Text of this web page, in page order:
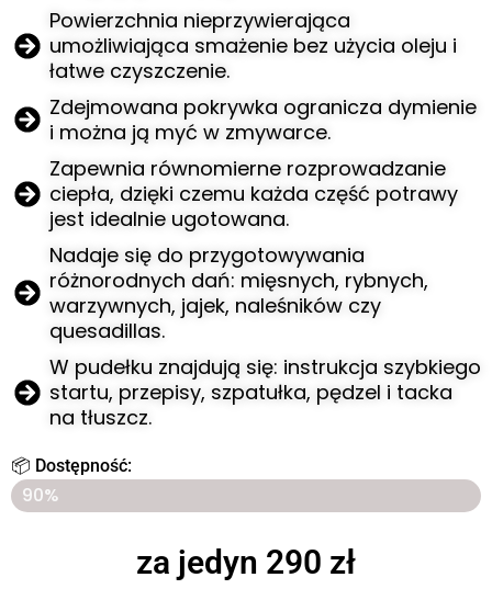
Powierzchnia nieprzywierająca
umożliwiająca smażenie bez użycia oleju i
łatwe czyszczenie.
Zdejmowana pokrywka ogranicza dymienie
i można ją myć w zmywarce.
Zapewnia równomierne rozprowadzanie
ciepła, dzięki czemu każda część potrawy
jest idealnie ugotowana.
Nadaje się do przygotowywania
różnorodnych dań: mięsnych, rybnych,
warzywnych, jajek, naleśników czy
quesadillas.
W pudełku znajdują się: instrukcja szybkiego
startu, przepisy, szpatułka, pędzel i tacka
na tłuszcz.
📦 Dostępność:
Ostatnie 7 sztuk pozostało w sklepie
90%
za jedyn 290 zł